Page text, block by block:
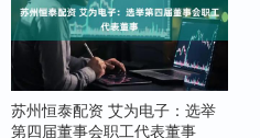
苏州恒泰配资 艾为电子：选举
第四届董事会职工代表董事